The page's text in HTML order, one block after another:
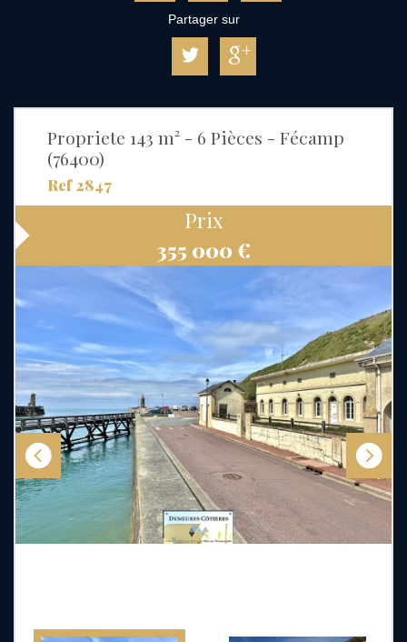
Partager sur
Propriete 143 m² - 6 Pièces - Fécamp
(76400)
Ref 2847
Prix
355 000 €